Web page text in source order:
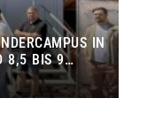
IN
8,5 BIS 9